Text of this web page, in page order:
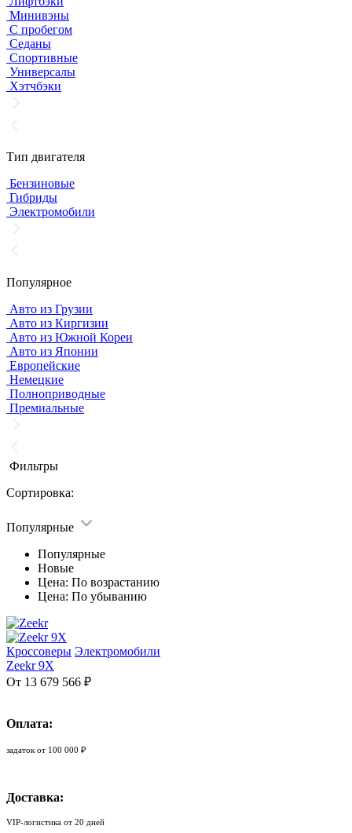
Минивэны
С пробегом
Седаны
Спортивные
Универсалы
Хэтчбэки
Тип двигателя
Бензиновые
Гибриды
Электромобили
Популярное
Авто из Грузии
Авто из Киргизии
Авто из Южной Кореи
Авто из Японии
Европейские
Немецкие
Полноприводные
Премиальные
Фильтры
Сортировка:
Популярные
Популярные
Новые
Цена: По возрастанию
Цена: По убыванию
Кроссоверы Электромобили
Zeekr 9X
От 13 679 566 ₽
Оплата:
задаток от 100 000 ₽
Доставка:
VIP-логистика от 20 дней